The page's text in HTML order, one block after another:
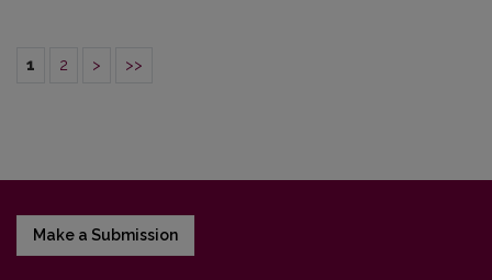
1 2 > >>
Make a Submission